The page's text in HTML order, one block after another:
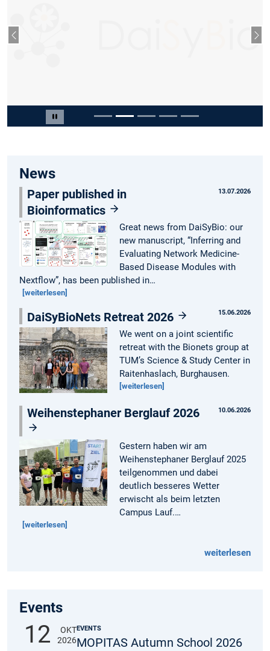
Carousel pausieren
Vorheriger Slide
Slide 2 von 5
News
13.07.2026
Paper published in
Bioinformatics
Great news from DaiSyBio: our
new manuscript, “Inferring and
Evaluating Network Medicine-
Based Disease Modules with
Nextflow”, has been published in…
[weiterlesen]
15.06.2026
DaiSyBioNets Retreat 2026
We went on a joint scientific
retreat with the Bionets group at
TUM’s Science & Study Center in
Raitenhaslach, Burghausen.
[weiterlesen]
10.06.2026
Weihenstephaner Berglauf 2026
Gestern haben wir am
Weihenstephaner Berglauf 2025
teilgenommen und dabei
deutlich besseres Wetter
erwischt als beim letzten
Campus Lauf.…
[weiterlesen]
weiterlesen
Events
12
OKT
2026
EVENTS
MOPITAS Autumn School 2026